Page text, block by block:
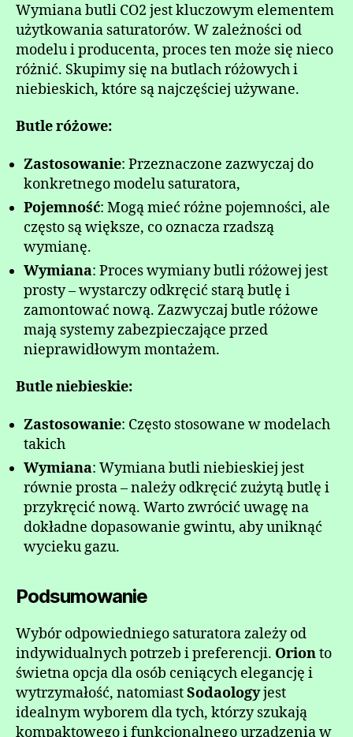
Wymiana butli CO2 jest kluczowym elementem
użytkowania saturatorów. W zależności od
modelu i producenta, proces ten może się nieco
różnić. Skupimy się na butlach różowych i
niebieskich, które są najczęściej używane.
Butle różowe:
Zastosowanie: Przeznaczone zazwyczaj do
konkretnego modelu saturatora,
Pojemność: Mogą mieć różne pojemności, ale
często są większe, co oznacza rzadszą
wymianę.
Wymiana: Proces wymiany butli różowej jest
prosty – wystarczy odkręcić starą butlę i
zamontować nową. Zazwyczaj butle różowe
mają systemy zabezpieczające przed
nieprawidłowym montażem.
Butle niebieskie:
Zastosowanie: Często stosowane w modelach
takich
Wymiana: Wymiana butli niebieskiej jest
równie prosta – należy odkręcić zużytą butlę i
przykręcić nową. Warto zwrócić uwagę na
dokładne dopasowanie gwintu, aby uniknąć
wycieku gazu.
Podsumowanie
Wybór odpowiedniego saturatora zależy od
indywidualnych potrzeb i preferencji. Orionto
świetna opcja dla osób ceniących elegancję i
wytrzymałość, natomiastSodaologyjest
idealnym wyborem dla tych, którzy szukają
kompaktowego i funkcjonalnego urządzenia w